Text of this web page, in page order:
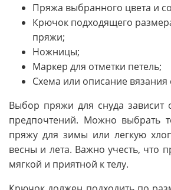
Пряжа выбранного цвета и
Крючок подходящего
пряжи;
Ножницы;
Маркер для отметки петель;
Схема или описание вязания
Выбор пряжи для снуда зависит
предпочтений. Можно выбрать
пряжу для зимы или легкую
весны и лета. Важно учесть, что
мягкой и приятной к телу.